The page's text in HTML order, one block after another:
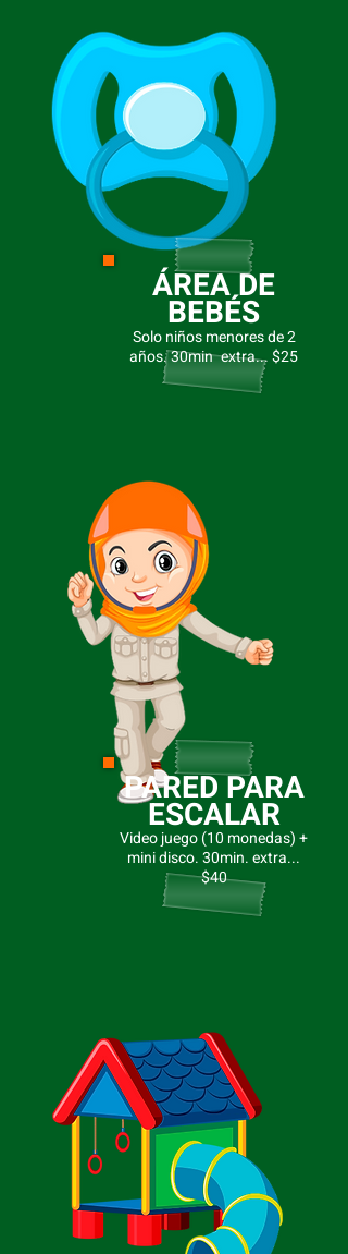
ÁREA DE
BEBÉS
Solo niños menores de 2
años. 30min extra... $25
PARED PARA
ESCALAR
Video juego (10 monedas) +
mini disco. 30min. extra...
$40